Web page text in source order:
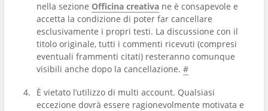
nella sezione Officina creativa ne è consapevole e
accetta la condizione di poter far cancellare
esclusivamente i propri testi. La discussione con il
titolo originale, tutti i commenti ricevuti (compresi
eventuali frammenti citati) resteranno comunque
visibili anche dopo la cancellazione. #
È vietato l’utilizzo di multi account. Qualsiasi
eccezione dovrà essere ragionevolmente motivata e